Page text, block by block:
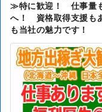
≫特に歓迎！ 仕事量
へ！ 資格取得支援も
も当社の魅力です！